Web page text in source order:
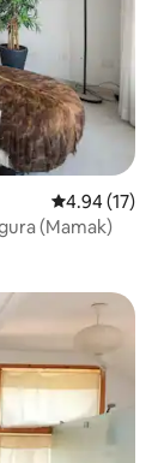
Calificación
4.94 (17)
(Mamak)